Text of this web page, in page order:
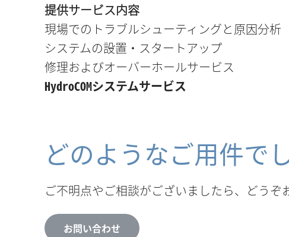
提供サービス内容
現場でのトラブルシューティングと原因分析
システムの設置・スタートアップ
修理およびオーバーホールサービス
HydroCOMシステムサービス
どのようなご用件で
ご不明点やご相談がございましたら、どうぞ
お問い合わせ